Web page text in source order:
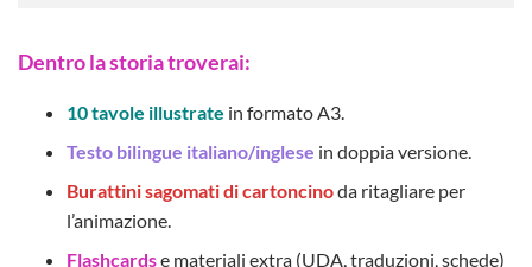
Dentro la storia troverai:
10 tavole illustrate in formato A3.
Testo bilingue italiano/inglese in doppia versione.
Burattini sagomati di cartoncinoda ritagliare per
l’animazione.
Flashcardse materiali extra (UDA, traduzioni, schede)